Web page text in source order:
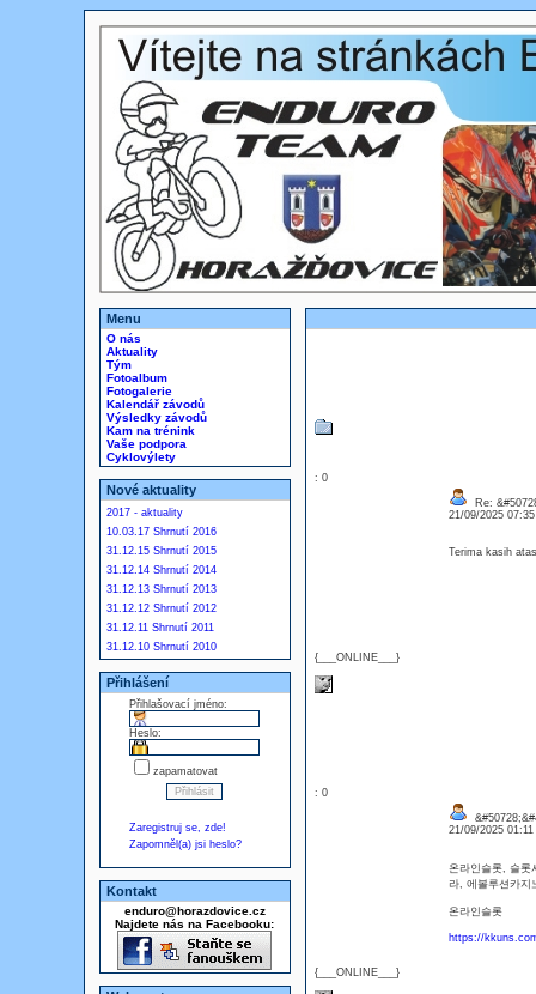
Menu
O nás
Aktuality
Tým
Fotoalbum
Fotogalerie
Kalendář závodů
Výsledky závodů
Kam na trénink
Vaše podpora
Cyklovýlety
Nové aktuality
2017 - aktuality
10.03.17 Shrnutí 2016
31.12.15 Shrnutí 2015
31.12.14 Shrnutí 2014
31.12.13 Shrnutí 2013
31.12.12 Shrnutí 2012
31.12.11 Shrnutí 2011
31.12.10 Shrnutí 2010
Přihlášení
Přihlašovací jméno:
Heslo:
zapamatovat
Zaregistruj se, zde!
Zapomněl(a) jsi heslo?
Kontakt
enduro@horazdovice.cz
Najdete nás na Facebooku:
: 0
{___ONLINE___}
Re:
21/09/2025
Terima kasih
: 0
{___ONLINE___}
21/09/2025
온라인슬롯, 슬롯
라, 에볼루션카지
온라인슬롯
https://